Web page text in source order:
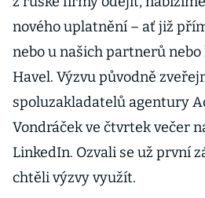
nového uplatnění – ať již
nebo u našich partnerů
Havel. Výzvu původně
spoluzakladatelů agentury
Vondráček ve čtvrtek večer
LinkedIn. Ozvali se už první
chtěli výzvy využít.